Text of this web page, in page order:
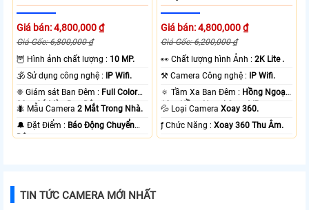
Giá bán: 4,800,000 ₫
Giá Gốc: 6,800,000 ₫
🦉 Hình ảnh chất lượng : 10 MP.
🕉️ Sử dụng công nghệ : IP Wifi.
❈ Giám sát Ban Đêm : Full Color
20m Có Màu Ban Ðêm.
🐜 Mẫu Camera2 Mắt Trong Nhà.
️🔔 Đặt Điểm : Báo Động Chuyển
Động.
Giá bán: 4,800,000 ₫
Giá Gốc: 6,200,000 ₫
️👀 Chất lượng hình Ảnh :2K Lite .
⚒ Camera Công nghệ : IP Wifi.
🔅 Tầm Xa Ban Đêm : Hồng Ngoại
10m Hồng Ngoại Smart IR.
💦 Loại CameraXoay 360.
️ƒ Chức Năng :Xoay 360 Thu Âm.
TIN TỨC CAMERA MỚI NHẤT